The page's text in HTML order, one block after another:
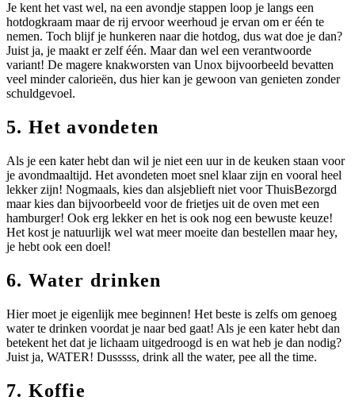
Je kent het vast wel, na een avondje stappen loop je langs een
hotdogkraam maar de rij ervoor weerhoud je ervan om er één te
nemen. Toch blijf je hunkeren naar die hotdog, dus wat doe je dan?
Juist ja, je maakt er zelf één. Maar dan wel een verantwoorde
variant! De magere knakworsten van Unox bijvoorbeeld bevatten
veel minder calorieën, dus hier kan je gewoon van genieten zonder
schuldgevoel.
5. Het avondeten
Als je een kater hebt dan wil je niet een uur in de keuken staan voor
je avondmaaltijd. Het avondeten moet snel klaar zijn en vooral heel
lekker zijn! Nogmaals, kies dan alsjeblieft niet voor ThuisBezorgd
maar kies dan bijvoorbeeld voor de frietjes uit de oven met een
hamburger! Ook erg lekker en het is ook nog een bewuste keuze!
Het kost je natuurlijk wel wat meer moeite dan bestellen maar hey,
je hebt ook een doel!
6. Water drinken
Hier moet je eigenlijk mee beginnen! Het beste is zelfs om genoeg
water te drinken voordat je naar bed gaat! Als je een kater hebt dan
betekent het dat je lichaam uitgedroogd is en wat heb je dan nodig?
Juist ja, WATER! Dusssss, drink all the water, pee all the time.
7. Koffie